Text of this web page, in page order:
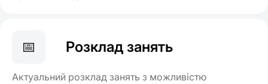
📅 Розклад занять
Актуальний розклад занять з можливістю